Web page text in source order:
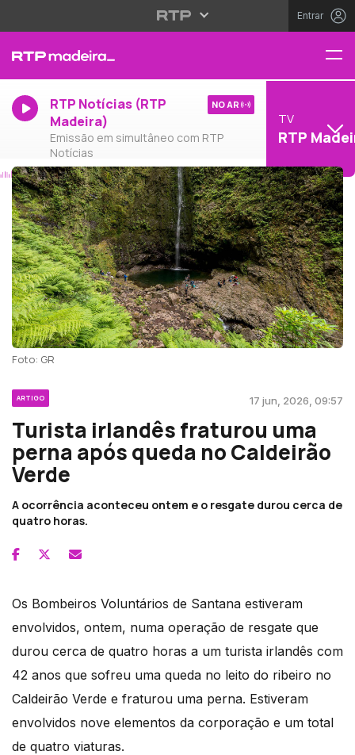
Entrar
RTP Notícias (RTP
Madeira)
Emissão em simultâneo com RTP
Notícias
NO AR
TV
RTP
Foto: GR
ARTIGO 17 jun, 2026, 09:57
Turista irlandês fraturou uma
perna após queda no Caldeirão
Verde
A ocorrência aconteceu ontem e o resgate durou cerca de
quatro horas.
Os Bombeiros Voluntários de Santana estiveram
envolvidos, ontem, numa operação de resgate que
durou cerca de quatro horas a um turista irlandês com
42 anos que sofreu uma queda no leito do ribeiro no
Caldeirão Verde e fraturou uma perna. Estiveram
envolvidos nove elementos da corporação e um total
de quatro viaturas.